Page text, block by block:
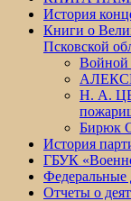
История
Книги о
Псковской
Войной
Н. А.
Бирюк
История
ГБУК
Отчеты о